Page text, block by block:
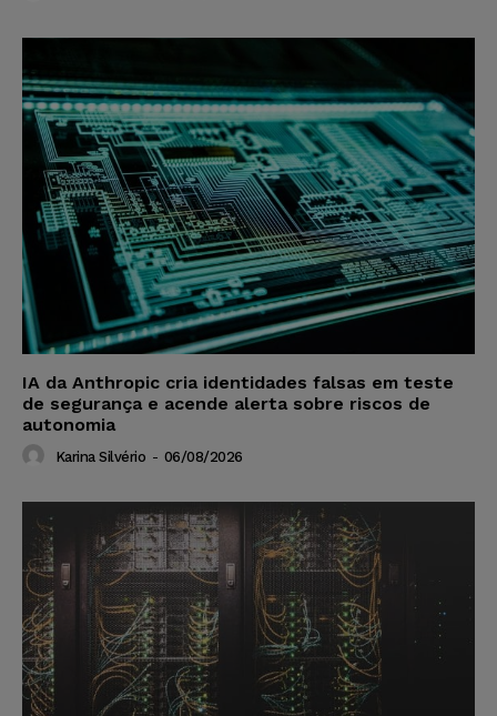
IA da Anthropic cria identidades falsas em teste
de segurança e acende alerta sobre riscos de
autonomia
Karina Silvério - 06/08/2026